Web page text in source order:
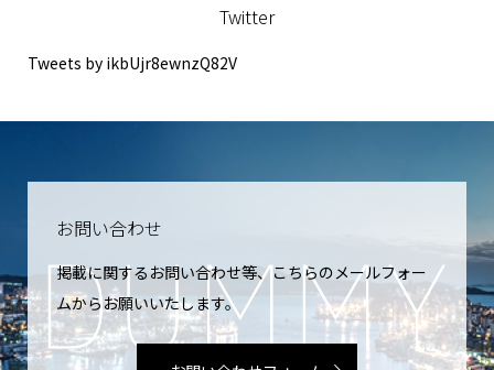
Twitter
Tweets by ikbUjr8ewnzQ82V
お問い合わせ
掲載に関するお問い合わせ等、こちらのメールフォー
ムからお願いいたします。